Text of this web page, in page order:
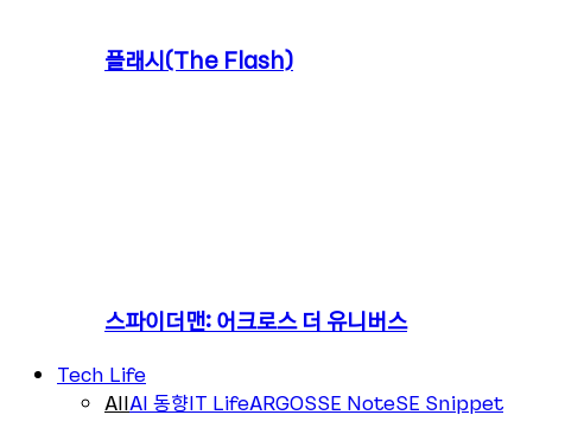
플래시(The Flash)
스파이더맨: 어크로스 더 유니버스
Tech Life
AllAI 동향IT LifeARGOSSE NoteSE Snippet